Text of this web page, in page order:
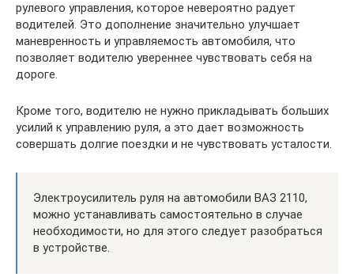
рулевого управления, которое невероятно радует
водителей. Это дополнение значительно улучшает
маневренность и управляемость автомобиля, что
позволяет водителю увереннее чувствовать себя на
дороге.
Кроме того, водителю не нужно прикладывать больших
усилий к управлению руля, а это дает возможность
совершать долгие поездки и не чувствовать усталости.
Электроусилитель руля на автомобили ВАЗ 2110,
можно устанавливать самостоятельно в случае
необходимости, но для этого следует разобраться
в устройстве.